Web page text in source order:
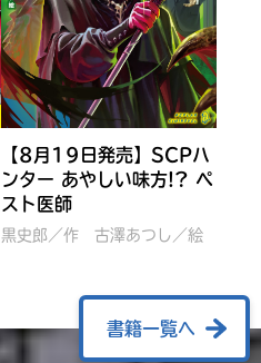
レッツゴー！まいぜんシス
ターズ とつぜん、王様に
佐久間さのすけ／絵
【8月19日発売】SCPハ
ンター あやしい味方!? ペ
スト医師
黒史郎／作 古澤あつし／絵
書籍一覧へ